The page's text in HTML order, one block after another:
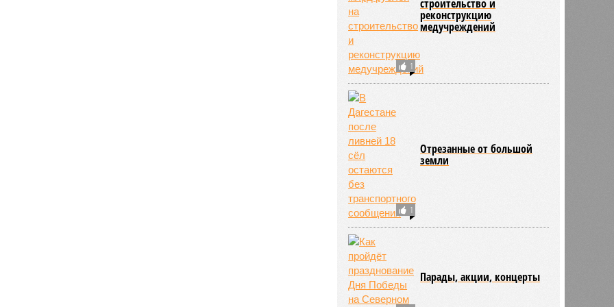
1
строительство и
реконструкцию
медучреждений
1
Отрезанные от большой
земли
Парады, акции, концерты